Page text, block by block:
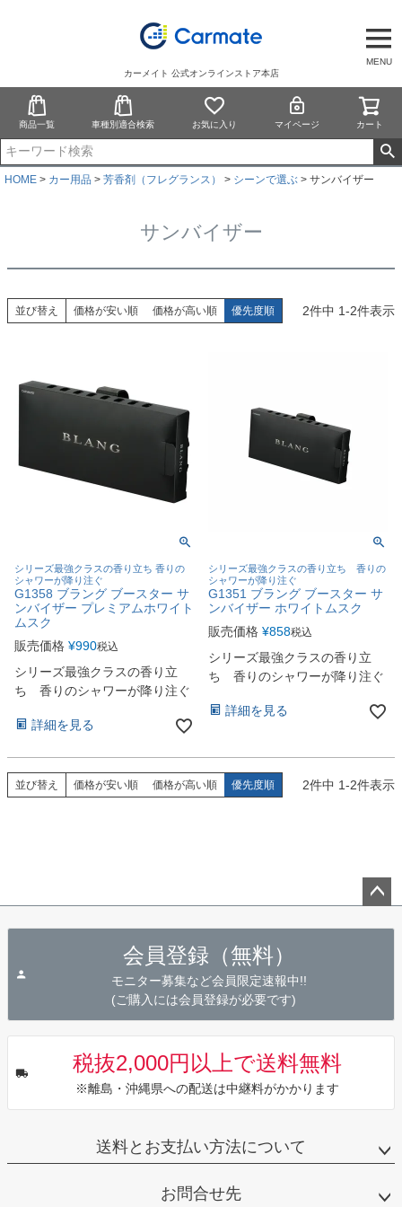
MENU
カーメイト 公式オンラインストア本店
商品一覧 車種別適合検索 お気に入り マイページ カート
HOME カー用品 芳香剤（フレグランス） シーンで選ぶ サンバイザー
サンバイザー
並び替え 価格が安い順 価格が高い順 優先度順 2件中 1-2件表示
シリーズ最強クラスの香り立ち 香りの
シャワーが降り注ぐ
G1358 ブラング ブースター サ
ンバイザー プレミアムホワイト
ムスク
販売価格 ¥990税込
シリーズ最強クラスの香り立
ち 香りのシャワーが降り注ぐ
詳細を見る
シリーズ最強クラスの香り立ち 香りの
シャワーが降り注ぐ
G1351 ブラング ブースター サ
ンバイザー ホワイトムスク
販売価格 ¥858税込
シリーズ最強クラスの香り立
ち 香りのシャワーが降り注ぐ
詳細を見る
並び替え 価格が安い順 価格が高い順 優先度順 2件中 1-2件表示
会員登録（無料）
モニター募集など会員限定速報中!!
(ご購入には会員登録が必要です)
税抜2,000円以上で送料無料
※離島・沖縄県への配送は中継料がかかります
送料とお支払い方法について
お問合せ先